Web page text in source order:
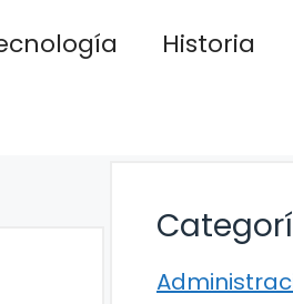
Historia